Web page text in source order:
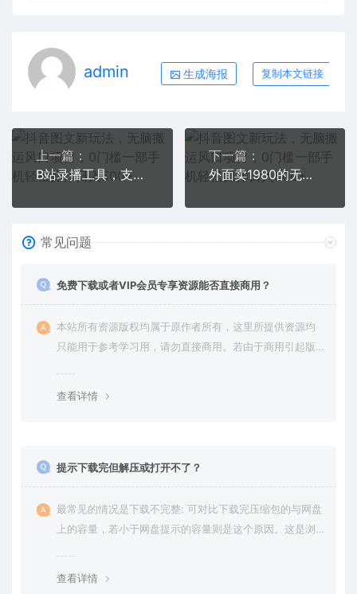
admin 生成海报 复制本文链接
上一篇：
B站录播工具，支持同时录制多个直播间【录制脚本+使用教程】
下一篇：
外面卖1980的无人直播项目【工具+素材+教程】日赚500+
常见问题
免费下载或者VIP会员专享资源能否直接商用？
本站所有资源版权均属于原作者所有，这里所提供资源均
只能用于参考学习用，请勿直接商用。若由于商用引起版
查看详情
提示下载完但解压或打开不了？
最常见的情况是下载不完整: 可对比下载完压缩包的与网盘
上的容量，若小于网盘提示的容量则是这个原因。这是浏
查看详情